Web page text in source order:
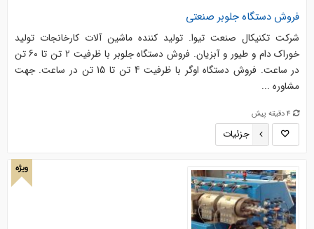
فروش دستگاه جلوبر صنعتی
شرکت تکنیکال صنعت تیوا. تولید کننده ماشین آلات کارخانجات تولید
خوراک دام و طیور و آبزیان. فروش دستگاه جلوبر با ظرفیت 2 تن تا 60 تن
در ساعت. فروش دستگاه اوگر با ظرفیت 4 تن تا 15 تن در ساعت. جهت
مشاوره ...
4 دقیقه پیش
جزئیات
ویژه